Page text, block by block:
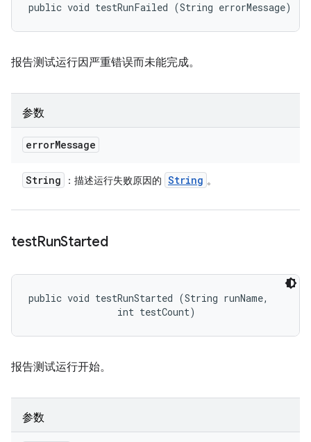
public void testRunFailed (String errorMessage)
报告测试运行因严重错误而未能完成。
参数
errorMessage
String ：描述运行失败原因的 String 。
testRunStarted
public void testRunStarted (String runName,
                int testCount)
报告测试运行开始。
参数